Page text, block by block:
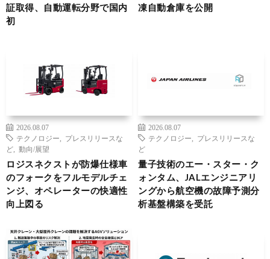
証取得、自動運転分野で国内
初
凍自動倉庫を公開
2026.08.07
テクノロジー
プレスリリースな
ど
動向/展望
ロジスネクストが防爆仕様車
のフォークをフルモデルチェ
ンジ、オペレーターの快適性
向上図る
2026.08.07
テクノロジー
プレスリリースな
ど
量子技術のエー・スター・ク
ォンタム、JALエンジニアリ
ングから航空機の故障予測分
析基盤構築を受託